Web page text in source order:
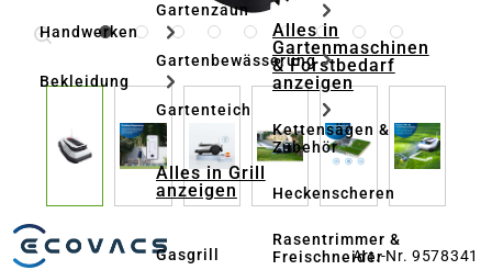
Handwerken
Bekleidung
Gartenzaun
Gartenbewässerung
Gartenteich
Alles in Grill
anzeigen
Gasgrill
Alles in
Gartenmaschinen
& Forstbedarf
anzeigen
Kettensägen &
Zubehör
Heckenscheren
Rasentrimmer &
FreischneiderArt.-Nr. 9578341